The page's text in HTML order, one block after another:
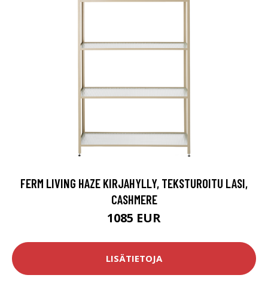
FERM LIVING HAZE KIRJAHYLLY, TEKSTUROITU LASI,
CASHMERE
1085 EUR
LISÄTIETOJA